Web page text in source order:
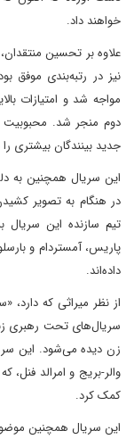
خواهند داد.
نیز در رتبه‌بندی موفق
مواجه شد و امتیازات
دوم منجر شد. محبوبیت
جدید بینندگان بیشتری
این سریال همچنین به
در هنگام به تصویر
تیم سازنده این سریال
پاریس، آمستردام و
داده‌اند.
سریال‌های تحت رهبری
زن دیده می‌شود. این
والر-بریج و امرالد
کمک کرد.
این سریال همچنین